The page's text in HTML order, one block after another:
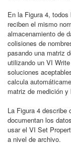
En la Figura 4,
reciben el mismo
almacenamiento de
colisiones de
pasando una matriz
utilizando un VI
soluciones
calcula
matriz de medición
La Figura 4 describe
documentan los
usar el VI Set
a nivel de archivo.